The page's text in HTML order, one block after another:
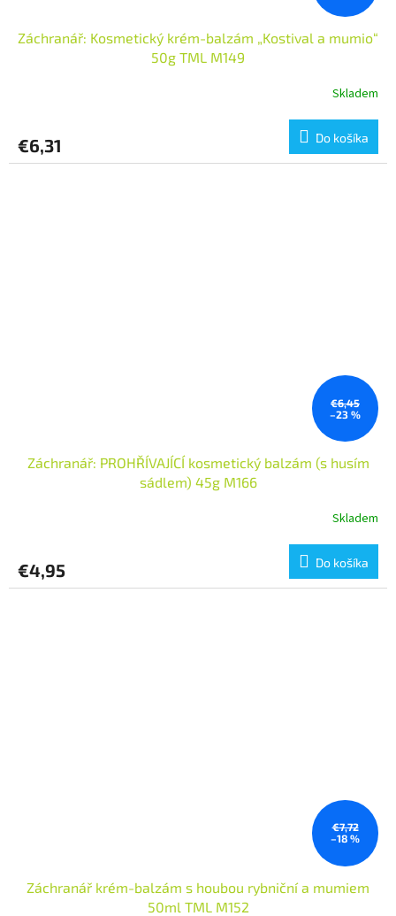
Záchranář: Kosmetický krém-balzám „Kostival a mumio“
50g TML M149
Skladem
€6,31 Do košíka
€6,45
–23 %
Záchranář: PROHŘÍVAJÍCÍ kosmetický balzám (s husím
sádlem) 45g M166
Skladem
€4,95 Do košíka
€7,72
–18 %
Záchranář krém-balzám s houbou rybniční a mumiem
50ml TML M152